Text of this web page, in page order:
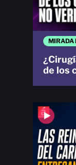
MIRADA
de los